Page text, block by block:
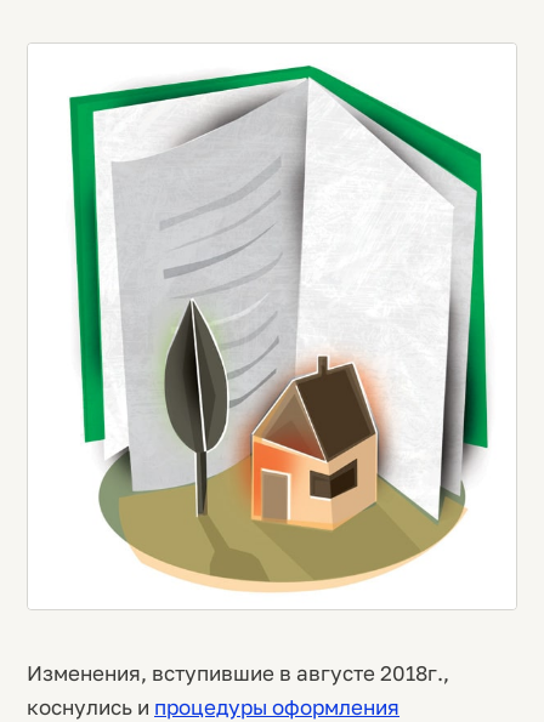
Изменения, вступившие в августе 2018г.,
коснулись и процедуры оформления